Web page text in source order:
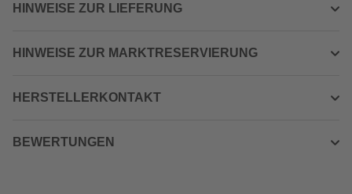
HINWEISE ZUR LIEFERUNG
HINWEISE ZUR MARKTRESERVIERUNG
HERSTELLERKONTAKT
BEWERTUNGEN